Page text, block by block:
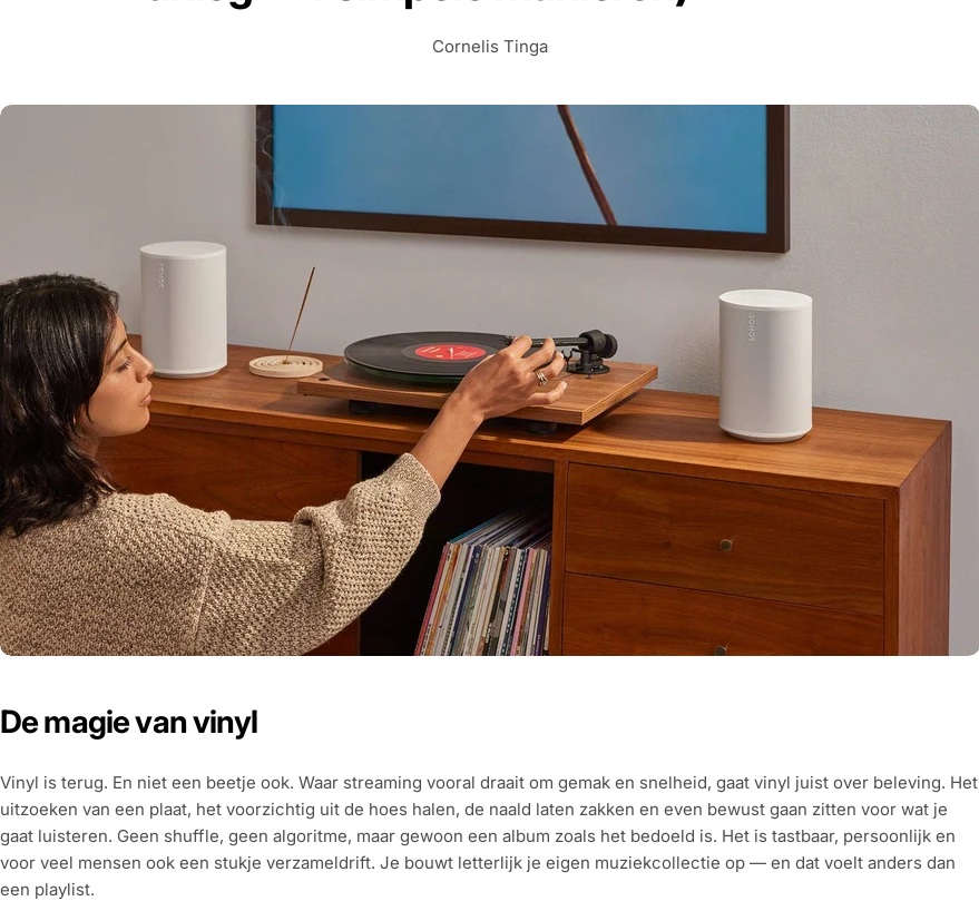
Cornelis Tinga
De magie van vinyl
Vinyl is terug. En niet een beetje ook. Waar streaming vooral draait om gemak en snelheid, gaat vinyl juist over beleving. Het
uitzoeken van een plaat, het voorzichtig uit de hoes halen, de naald laten zakken en even bewust gaan zitten voor wat je
gaat luisteren. Geen shuffle, geen algoritme, maar gewoon een album zoals het bedoeld is. Het is tastbaar, persoonlijk en
voor veel mensen ook een stukje verzameldrift. Je bouwt letterlijk je eigen muziekcollectie op — en dat voelt anders dan
een playlist.